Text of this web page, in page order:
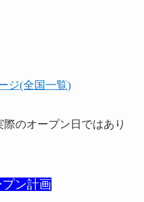
ジ(全国一覧)
のオープン日ではあり
ン計画